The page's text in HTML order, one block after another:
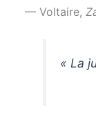
— Voltaire,
« La